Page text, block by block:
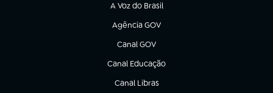
A Voz do Brasil
(abre em nova aba)
Agência GOV
(abre em nova aba)
Canal GOV
(abre em nova aba)
Canal Educação
(abre em nova aba)
Canal Libras
(abre em nova aba)